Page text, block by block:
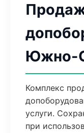
Южно-
Комплекс
услуги.
при